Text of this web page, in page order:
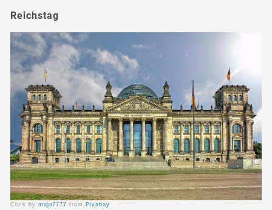
Click by maja7777 from Pixabay
Reichstag